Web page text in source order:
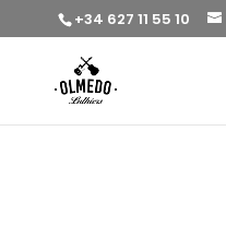
+34 627 11 55 10